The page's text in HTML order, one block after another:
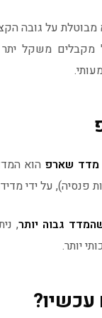
מבוטלת על גובה
מקבלים משקל
מדד שארפ הוא
פנסיה), על ידי
גבוה יותר,
יותר.